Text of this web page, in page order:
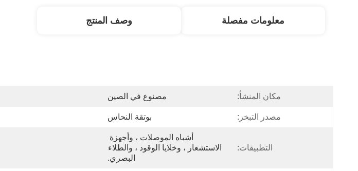
معلومات مفصلة وصف المنتج
مكان المنشأ: مصنوع في الصين
مصدر التبخر: بوتقة النحاس
التطبيقات:
البصري.